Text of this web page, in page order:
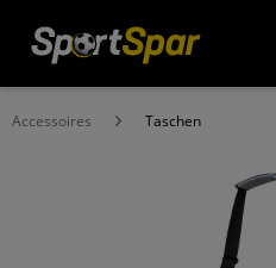
Accessoires Taschen